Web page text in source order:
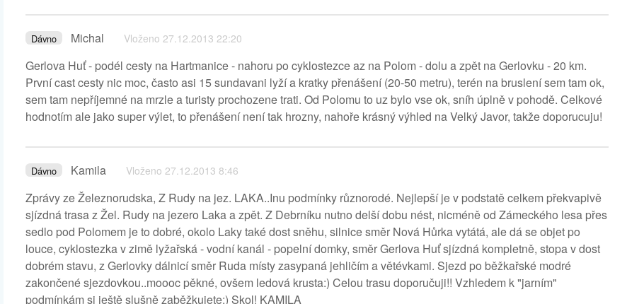
Dávno Michal Vloženo 27.12.2013 22:20
Gerlova Huť - podél cesty na Hartmanice - nahoru po cyklostezce az na Polom - dolu a zpět na Gerlovku - 20 km.
První cast cesty nic moc, často asi 15 sundavani lyží a kratky přenášení (20-50 metru), terén na bruslení sem tam ok,
sem tam nepříjemné na mrzle a turisty prochozene trati. Od Polomu to uz bylo vse ok, sníh úplně v pohodě. Celkové
hodnotím ale jako super výlet, to přenášení není tak hrozny, nahoře krásný výhled na Velký Javor, takže doporucuju!
Dávno Kamila Vloženo 27.12.2013 8:46
Zprávy ze Železnorudska, Z Rudy na jez. LAKA..Inu podmínky různorodé. Nejlepší je v podstatě celkem překvapivě
sjízdná trasa z Žel. Rudy na jezero Laka a zpět. Z Debrníku nutno delší dobu nést, nicméně od Zámeckého lesa přes
sedlo pod Polomem je to dobré, okolo Laky také dost sněhu, silnice směr Nová Hůrka vytátá, ale dá se objet po
louce, cyklostezka v zimě lyžařská - vodní kanál - popelní domky, směr Gerlova Huť sjízdná kompletně, stopa v dost
dobrém stavu, z Gerlovky dálnicí směr Ruda místy zasypaná jehličím a větévkami. Sjezd po běžkařské modré
zakončené sjezdovkou..moooc pěkné, ovšem ledová krusta:) Celou trasu doporučuji!! Vzhledem k "jarním"
podmínkám si ještě slušně zaběžkujete:) Skol! KAMILA